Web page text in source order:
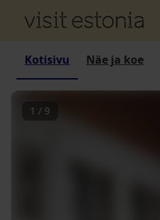
Kotisivu Näe ja koe
1 / 9